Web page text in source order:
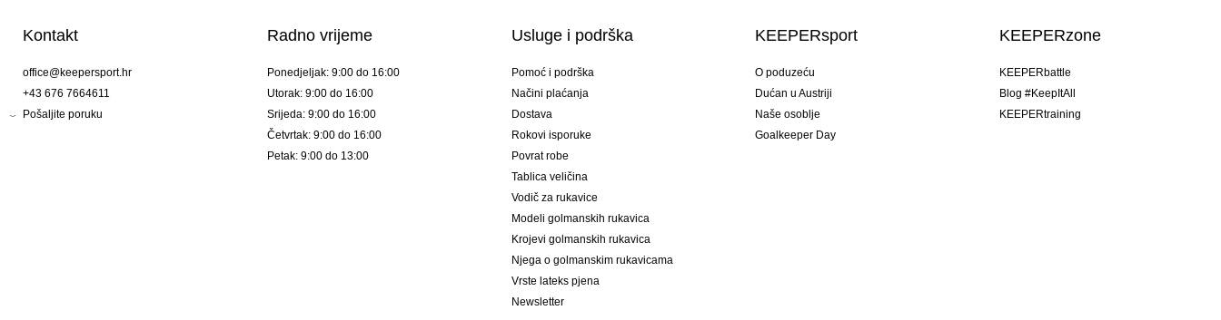
Kontakt
office@keepersport.hr
+43 676 7664611
Pošaljite poruku
Radno vrijeme
Ponedjeljak: 9:00 do 16:00
Utorak: 9:00 do 16:00
Srijeda: 9:00 do 16:00
Četvrtak: 9:00 do 16:00
Petak: 9:00 do 13:00
Usluge i podrška
Pomoć i podrška
Načini plaćanja
Dostava
Rokovi isporuke
Povrat robe
Tablica veličina
Vodič za rukavice
Modeli golmanskih rukavica
Krojevi golmanskih rukavica
Njega o golmanskim rukavicama
Vrste lateks pjena
Newsletter
KEEPERsport
O poduzeću
Dućan u Austriji
Naše osoblje
Goalkeeper Day
KEEPERzone
KEEPERbattle
Blog #KeepItAll
KEEPERtraining